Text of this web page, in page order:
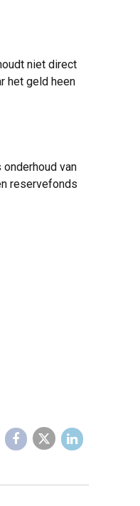
niet direct
het geld heen
van
reservefonds